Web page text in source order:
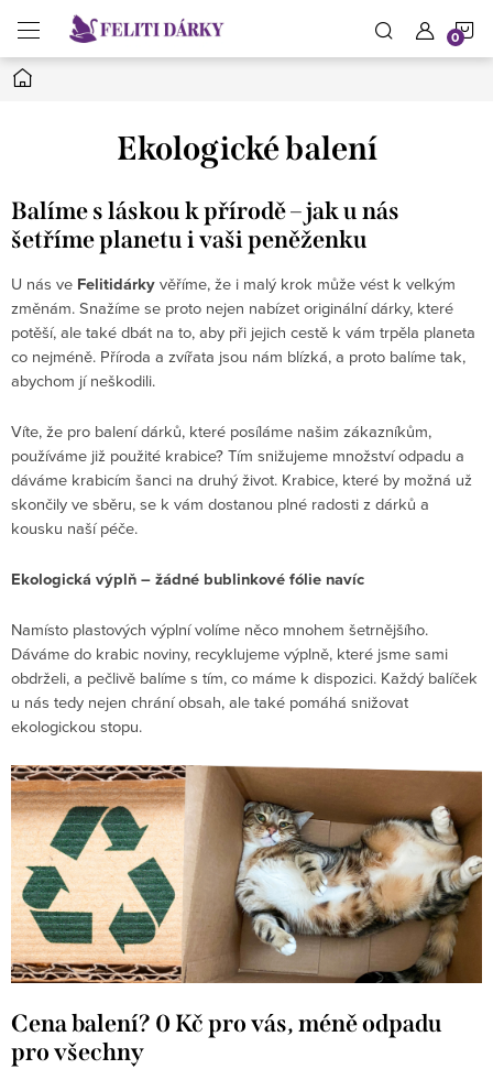
obsah
Domů
Ekologické balení
Balíme s láskou k přírodě – jak u nás
šetříme planetu i vaši peněženku
U nás ve Felitidárkyvěříme, že i malý krok může vést k velkým
změnám. Snažíme se proto nejen nabízet originální dárky, které
potěší, ale také dbát na to, aby při jejich cestě k vám trpěla planeta
co nejméně. Příroda a zvířata jsou nám blízká, a proto balíme tak,
abychom jí neškodili.
Víte, že pro balení dárků, které posíláme našim zákazníkům,
používáme již použité krabice? Tím snižujeme množství odpadu a
dáváme krabicím šanci na druhý život. Krabice, které by možná už
skončily ve sběru, se k vám dostanou plné radosti z dárků a
kousku naší péče.
Ekologická výplň – žádné bublinkové fólie navíc
Namísto plastových výplní volíme něco mnohem šetrnějšího.
Dáváme do krabic noviny, recyklujeme výplně, které jsme sami
obdrželi, a pečlivě balíme s tím, co máme k dispozici. Každý balíček
u nás tedy nejen chrání obsah, ale také pomáhá snižovat
ekologickou stopu.
Cena balení? 0 Kč pro vás, méně odpadu
pro všechny